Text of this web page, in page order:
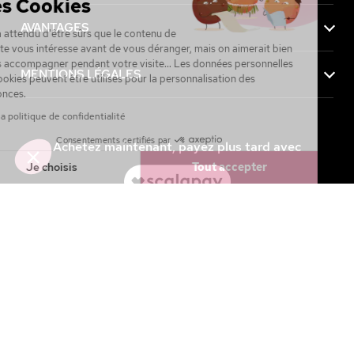
AVANTAGES
MENTIONS LÉGALES
Achetez maintenant, payez plus tard avec
des Cookies
On a attendu d'être sûrs que le contenu de
ce site vous intéresse avant de vous déranger, mais on aimerait bien
vous accompagner pendant votre visite... Les données personnelles
et cookies peuvent être utilisés pour la personnalisation des
annonces.
Lire la politique de confidentialité
Consentements certifiés par
Je choisis Tout accepter